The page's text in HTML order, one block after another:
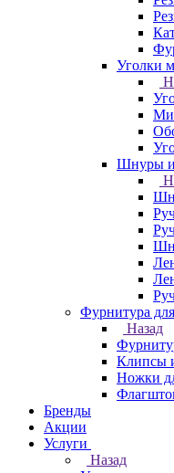
Уголки
Шнуры и
Фурнитура
Назад
Клипсы
Ножки
Бренды
Акции
Услуги
Назад